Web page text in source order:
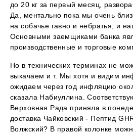
до 20 кг за первый месяц,
Да, ментально пока мы очень
на собачье гавно и небратья, и
Основными заемщиками банка
производственные и торговые
Но в технических терминах не
выкачаем и т. Мы хотя и видим
ожидаем через год инфляцию
сказала Набиуллина.
Верховная Рада приняла в
доставка Чайковский - Пептид
Волжский? В правой колонке